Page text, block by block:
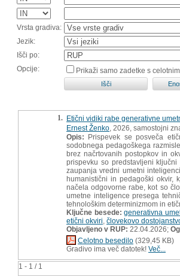
Vrsta gradiva:
Jezik:
Išči po:
Opcije:
Prikaži samo zadetke s
1 - 1 / 1
1. Etični vidiki rabe generativne
Ernest Ženko , 2026, samostojni
Opis: Prispevek se posveča
sodobnega pedagoškega
brez načrtovanih postopkov in
prispevku so predstavljeni
zaupanja vredni umetni
humanistični in pedagoški okvir,
načela odgovorne rabe, kot so
umetne inteligence presega
tehnološkim determinizmom in
Ključne besede: generativna
etični okviri človekovo
Objavljeno v RUP: 22.04.2026;
Celotno besedilo (329,45 KB)
Gradivo ima več datotek! Več...